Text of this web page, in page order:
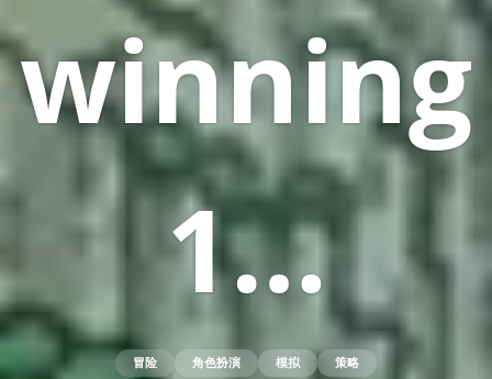
winning
1…
冒险 角色扮演 模拟 策略